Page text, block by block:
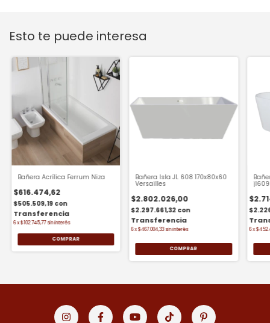
Esto te puede interesa
Bañera Acrílica Ferrum Niza
$616.474,62
$505.509,19 con
6x$102.745,77sin interés
COMPRAR
Bañera Isla JL 608 170x80x60
Versailles
$2.802.026,00
$2.297.661,32 con
6x$467.004,33sin interés 6x